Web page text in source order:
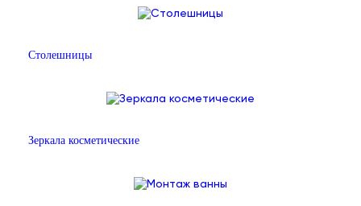
Столешницы
Зеркала косметические